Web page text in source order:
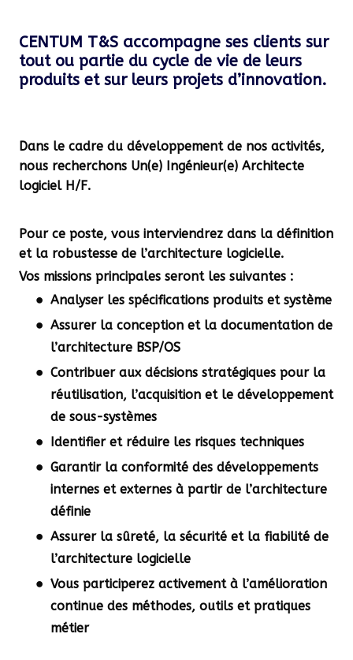
CENTUM T&S accompagne ses clients sur
tout ou partie du cycle de vie de leurs
produits et sur leurs projets d’innovation.
Dans le cadre du développement de nos activités,
nous recherchons Un(e) Ingénieur(e) Architecte
logiciel H/F.
Pour ce poste, vous interviendrez dans la définition
et la robustesse de l’architecture logicielle.
Vos missions principales seront les suivantes :
Analyser les spécifications produits et système
Assurer la conception et la documentation de
l’architecture BSP/OS
Contribuer aux décisions stratégiques pour la
réutilisation, l’acquisition et le développement
de sous-systèmes
Identifier et réduire les risques techniques
Garantir la conformité des développements
internes et externes à partir de l’architecture
définie
Assurer la sûreté, la sécurité et la fiabilité de
l’architecture logicielle
Vous participerez activement à l’amélioration
continue des méthodes, outils et pratiques
métier